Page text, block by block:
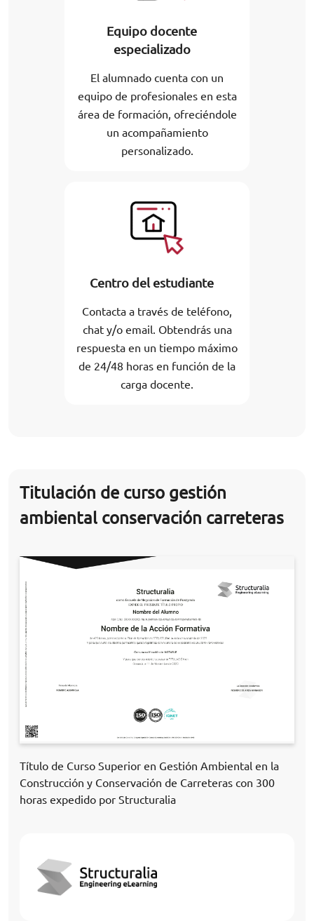
Equipo docente
especializado
El alumnado cuenta con un
equipo de profesionales en esta
área de formación, ofreciéndole
un acompañamiento
personalizado.
Centro del estudiante
Contacta a través de teléfono,
chat y/o email. Obtendrás una
respuesta en un tiempo máximo
de 24/48 horas en función de la
carga docente.
Titulación de curso gestión
ambiental conservación carreteras
Título de Curso Superior en Gestión Ambiental en la
Construcción y Conservación de Carreteras con 300
horas expedido por Structuralia